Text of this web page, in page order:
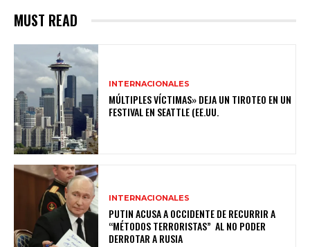
MUST READ
INTERNACIONALES
MÚLTIPLES VÍCTIMAS» DEJA UN TIROTEO EN UN
FESTIVAL EN SEATTLE (EE.UU.
INTERNACIONALES
PUTIN ACUSA A OCCIDENTE DE RECURRIR A
“MÉTODOS TERRORISTAS” AL NO PODER
DERROTAR A RUSIA